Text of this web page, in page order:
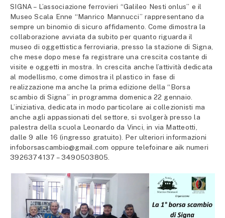
SIGNA – L’associazione ferrovieri “Galileo Nesti onlus” e il
Museo Scala Enne “Manrico Mannucci” rappresentano da
sempre un binomio di sicuro affidamento. Come dimostra la
collaborazione avviata da subito per quanto riguarda il
museo di oggettistica ferroviaria, presso la stazione di Signa,
che mese dopo mese fa registrare una crescita costante di
visite e oggetti in mostra. In crescita anche l’attività dedicata
al modellismo, come dimostra il plastico in fase di
realizzazione ma anche la prima edizione della “Borsa
scambio di Signa” in programma domenica 22 gennaio.
L’iniziativa, dedicata in modo particolare ai collezionisti ma
anche agli appassionati del settore, si svolgerà presso la
palestra della scuola Leonardo da Vinci, in via Matteotti,
dalle 9 alle 16 (ingresso gratuito). Per ulteriori informazioni
infoborsascambio@gmail.com oppure telefoinare aik numeri
3926374137 – 3490503805.